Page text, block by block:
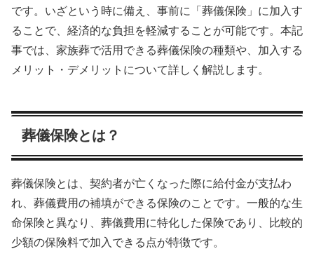
です。いざという時に備え、事前に「葬儀保険」に加入す
ることで、経済的な負担を軽減することが可能です。本記
事では、家族葬で活用できる葬儀保険の種類や、加入する
メリット・デメリットについて詳しく解説します。
葬儀保険とは？
葬儀保険とは、契約者が亡くなった際に給付金が支払わ
れ、葬儀費用の補填ができる保険のことです。一般的な生
命保険と異なり、葬儀費用に特化した保険であり、比較的
少額の保険料で加入できる点が特徴です。